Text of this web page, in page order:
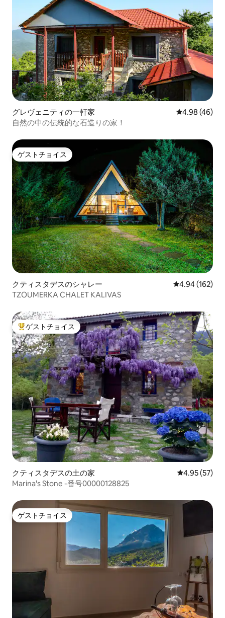
グレヴェニティの一軒家 レビュー46
4.98 (46)
自然の中の伝統的な石造りの家！
ゲストチョイス
ゲストチョイス
クティスタデスのシャレー レビュー162
4.94 (162)
TZOUMERKA CHALET KALIVAS
大好評のゲストチョイスです。
ゲストチョイス
クティスタデスの土の家 レビュー57
4.95 (57)
Marina's Stone -番号00000128825
ゲストチョイス
ゲストチョイス